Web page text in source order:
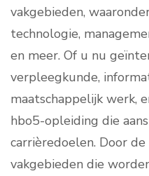
vakgebieden,
technologie,
en meer. Of u nu
verpleegkunde,
maatschappelijk werk,
hbo5-opleiding die
carrièredoelen. Door
vakgebieden die